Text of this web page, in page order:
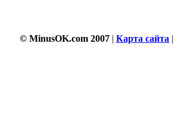
© MinusOK.com 2007 | Карта сайта |